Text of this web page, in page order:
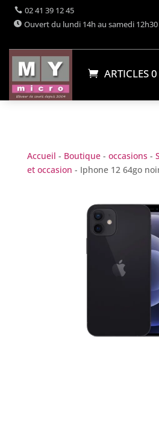
02 41 39 12 45
Ouvert du lundi 14h au samedi 12h30
ARTICLES 0
Accueil - Boutique- occasions -
et occasion - Iphone 12 64go